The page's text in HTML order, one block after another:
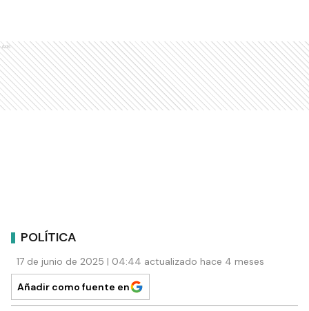
Ads
POLÍTICA
17 de junio de 2025 | 04:44 actualizado hace 4 meses
Añadir como fuente en